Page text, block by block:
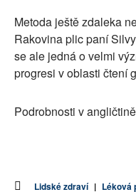
Metoda ještě zdaleka
Rakovina plic paní
se ale jedná o velmi
progresi v oblasti čtení
Podrobnosti v angličtině
Lidské zdraví | Léková